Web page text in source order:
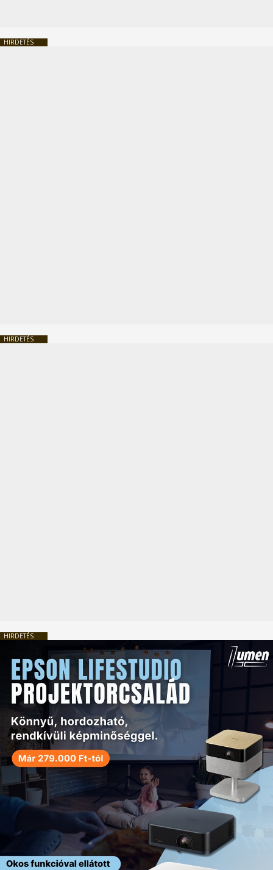
HIRDETÉS
HIRDETÉS
HIRDETÉS